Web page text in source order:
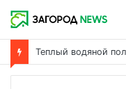
Теплый водяной